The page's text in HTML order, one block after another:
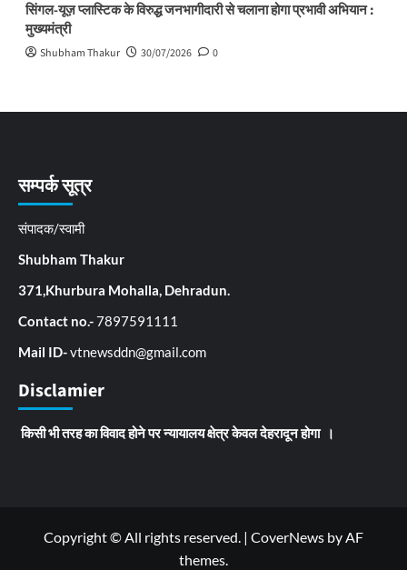
सिंगल-यूज़ प्लास्टिक के विरुद्ध जनभागीदारी से चलाना होगा प्रभावी अभियान :
मुख्यमंत्री
Shubham Thakur 30/07/2026 0
सम्पर्क सूत्र
संपादक/स्वामी
Shubham Thakur
371,Khurbura Mohalla, Dehradun.
Contact no.-7897591111
Mail ID-vtnewsddn@gmail.com
Disclamier
किसी भी तरह का विवाद होने पर न्यायालय क्षेत्र केवल देहरादून होगा ।
Copyright © All rights reserved. | CoverNews by AF
themes.